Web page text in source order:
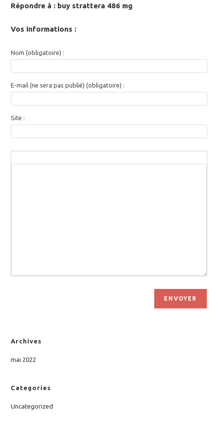
Répondre à : buy strattera 486 mg
Vos informations :
Nom (obligatoire) :
E-mail (ne sera pas publié) (obligatoire) :
Site :
ENVOYER
Archives
mai 2022
Categories
Uncategorized